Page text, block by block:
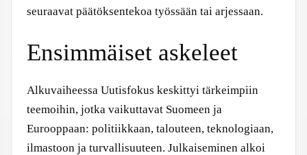
seuraavat päätöksentekoa työssään tai arjessaan.
Ensimmäiset askeleet
Alkuvaiheessa Uutisfokus keskittyi tärkeimpiin
teemoihin, jotka vaikuttavat Suomeen ja
Eurooppaan: politiikkaan, talouteen, teknologiaan,
ilmastoon ja turvallisuuteen. Julkaiseminen alkoi